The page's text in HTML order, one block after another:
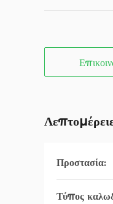
Προστασία:
Τύπος